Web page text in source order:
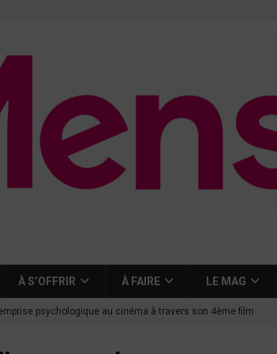
À S’OFFRIR À FAIRE LE MAG
psychologique au cinéma à travers son 4ème film